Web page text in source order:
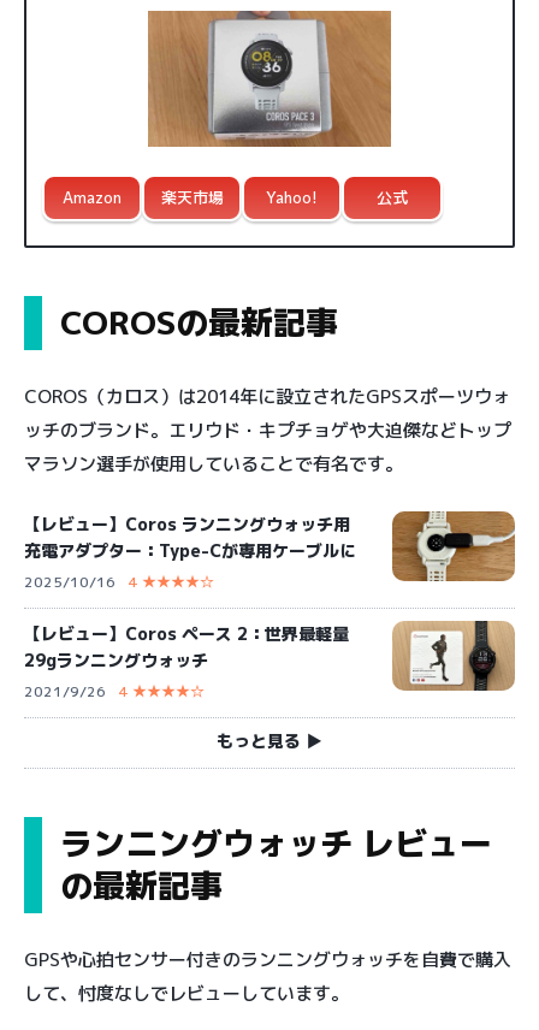
Amazon 楽天市場 Yahoo! 公式
COROSの最新記事
COROS（カロス）は2014年に設立されたGPSスポーツウォ
ッチのブランド。エリウド・キプチョゲや大迫傑などトップ
マラソン選手が使用していることで有名です。
【レビュー】Coros ランニングウォッチ用
充電アダプター：Type-Cが専用ケーブルに
2025/10/16 4 ★★★★☆
【レビュー】Coros ペース 2：世界最軽量
29gランニングウォッチ
2021/9/26 4 ★★★★☆
もっと見る ▶︎
ランニングウォッチ レビュー
の最新記事
GPSや心拍センサー付きのランニングウォッチを自費で購入
して、忖度なしでレビューしています。